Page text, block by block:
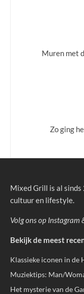
Muren met
Zo ging
Mixed Grill is al
cultuur en lifestyle.
Volg ons op Instagram
Bekijk de meest
Klassieke iconen in
Muziektips: Man/
Het mysterie van de